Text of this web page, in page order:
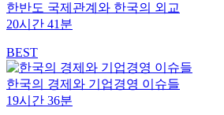
한반도 국제관계와 한국의 외교
20시간 41분
BEST
한국의 경제와 기업경영 이슈들
19시간 36분